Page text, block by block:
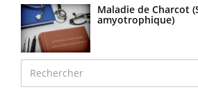
Maladie de Charcot
amyotrophique)